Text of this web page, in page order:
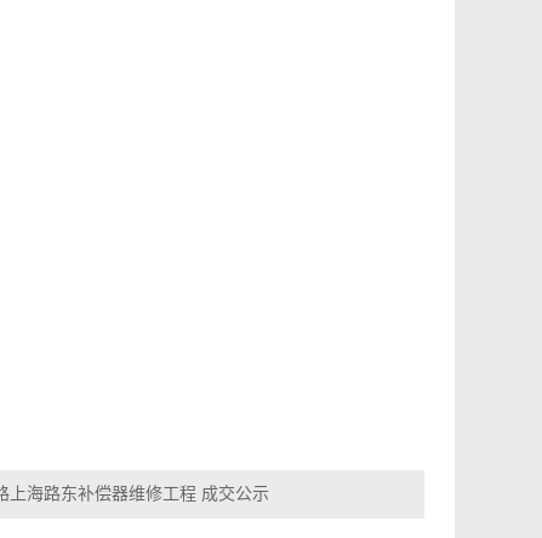
上海路东补偿器维修工程 成交公示